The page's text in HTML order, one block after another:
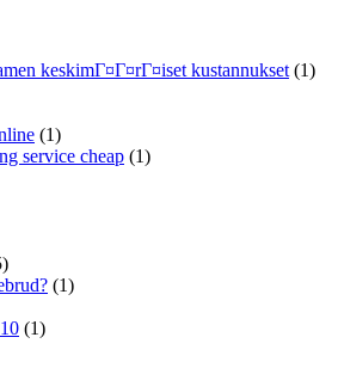
keskimГ¤Г¤rГ¤iset kustannukset(1)
(1)
service cheap (1)
(1)
(1)